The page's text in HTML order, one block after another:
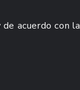
acuerdo con la